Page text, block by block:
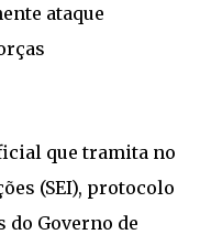
ataque
que tramita no
(SEI), protocolo
do Governo de